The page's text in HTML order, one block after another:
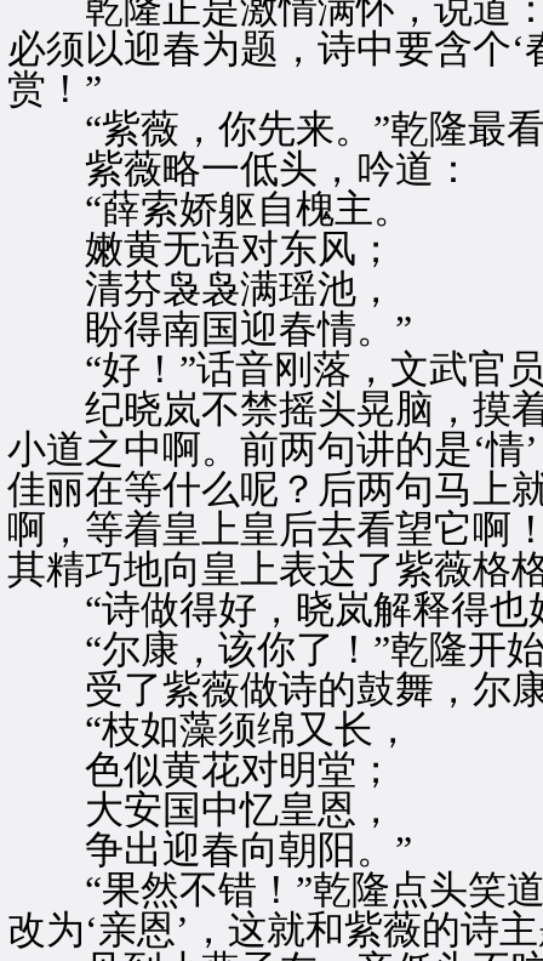
乾隆正是激情满怀，说道：
必须以迎春为题，诗中要含个
赏！”
“紫薇，你先来。”乾隆最看
紫薇略一低头，吟道：
“薛索娇躯自槐主。
嫩黄无语对东风；
清芬袅袅满瑶池，
盼得南国迎春情。”
“好！”话音刚落，文武官员
纪晓岚不禁摇头晃脑，摸着
小道之中啊。前两句讲的是‘情
佳丽在等什么呢？后两句马上
啊，等着皇上皇后去看望它啊
其精巧地向皇上表达了紫薇格
“诗做得好，晓岚解释得也
“尔康，该你了！”乾隆开
受了紫薇做诗的鼓舞，尔康
“枝如藻须绵又长，
色似黄花对明堂；
大安国中忆皇恩，
争出迎春向朝阳。”
“果然不错！”乾隆点头笑道
改为‘亲恩’，这就和紫薇的诗